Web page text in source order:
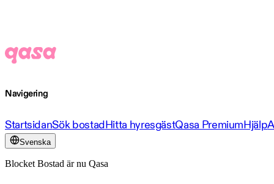
Navigering
StartsidanSök bostadHitta hyresgästQasa PremiumHjälp
Svenska
Blocket Bostad är nu Qasa